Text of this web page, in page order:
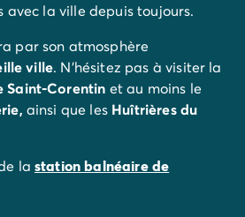
avec la ville depuis toujours.
par son atmosphère
ville. N'hésitez pas à visiter la
Saint-Corentin et au moins le
ainsi que les Huîtrières du
la station balnéaire de